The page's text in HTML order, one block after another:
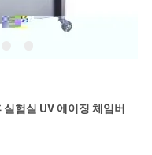
험실 UV 에이징 체임버